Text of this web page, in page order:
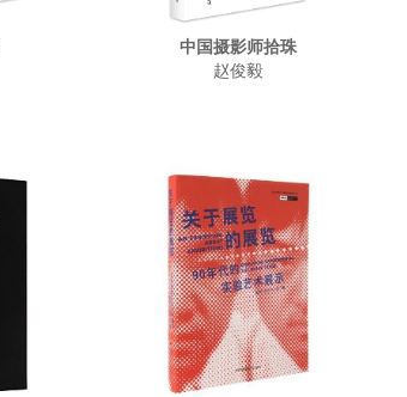
中国摄影师拾珠
赵俊毅